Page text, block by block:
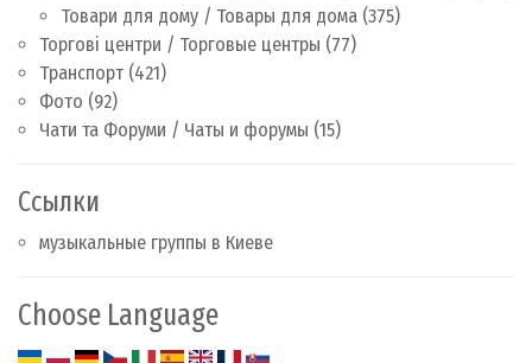
Товари для дому / Товары для дома (375)
Торгові центри / Торговые центры (77)
Транспорт (421)
Фото (92)
Чати та Форуми / Чаты и форумы (15)
Ссылки
музыкальные группы в Киеве
Choose Language